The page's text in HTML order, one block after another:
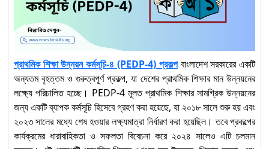
নির্মাণ খাতে দক্ষ জনশক্তি গঠনে
“Plumbing” অকুপেশন
Standards অনুযায়ী নতুন
দিগন্ত
“Solar Electrical
System Installation
and Maintenance”
১০
প্রাথমিক শিক্ষা উন্নয়ন কর্মসূচি-৪ (PEDP-4) প্রকল্পবাংলাদেশ সরকারের একটি
অন্যতম বৃহত্তম ও গুরুত্বপূর্ণ প্রকল্প, যা দেশের প্রাথমিক শিক্ষার মান উন্নয়নের
লক্ষ্যে পরিচালিত হচ্ছে। PEDP-4 মূলত প্রাথমিক শিক্ষার সামগ্রিক উন্নয়নের
জন্য একটি ব্যাপক কর্মসূচি হিসেবে গ্রহণ করা হয়েছে, যা ২০১৮ সালে শুরু হয় এবং
২০২৩ সালের মধ্যে শেষ হওয়ার লক্ষ্যমাত্রা নির্ধারণ করা হয়েছিল। তবে প্রকল্পের
কার্যক্রমের ধারাবাহিকতা ও সফলতা বিবেচনা করে ২০২৪ সালেও এটি চলমান